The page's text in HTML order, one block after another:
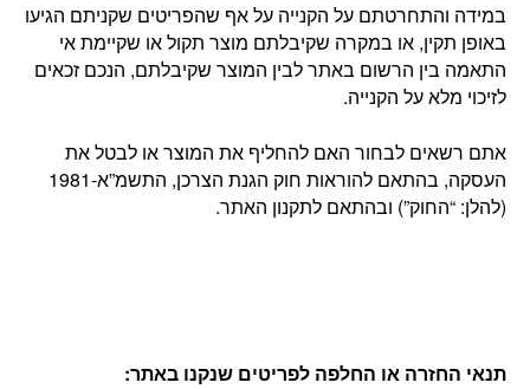
במידה והתחרטתם על הקנייה על אף שהפריטים שקניתם הגיעו
באופן תקין, או במקרה שקיבלתם מוצר תקול או שקיימת אי
התאמה בין הרשום באתר לבין המוצר שקיבלתם, הנכם זכאים
לזיכוי מלא על הקנייה.
אתם רשאים לבחור האם להחליף את המוצר או לבטל את
העסקה, בהתאם להוראות חוק הגנת הצרכן, התשמ”א-1981
(להלן: “החוק”) ובהתאם לתקנון האתר.
תנאי החזרה או החלפה לפריטים שנקנו באתר: